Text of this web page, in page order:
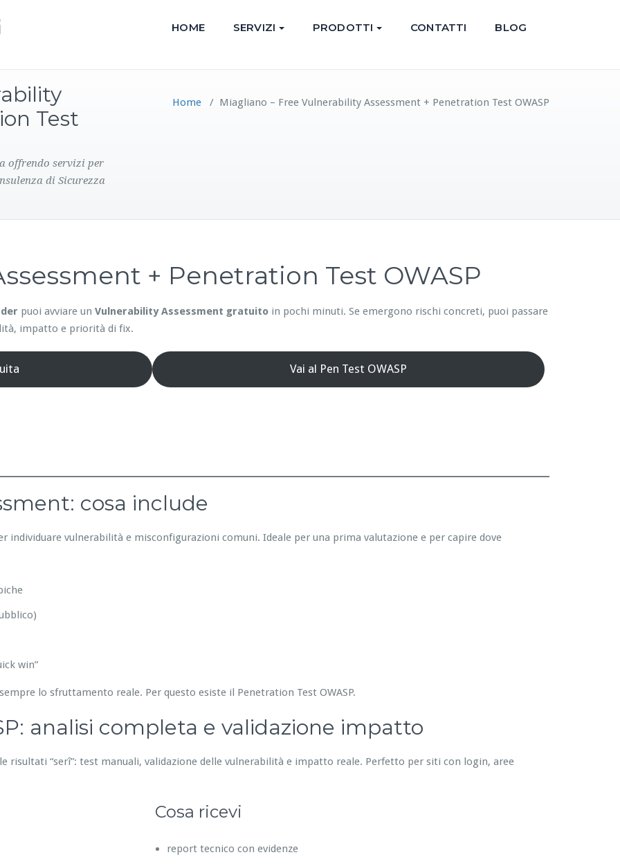
HOME SERVIZI PRODOTTI CONTATTI BLOG
Test
offrendo servizi per
di Sicurezza
Home / Miagliano – Free Vulnerability Assessment + Penetration Test OWASP
+ Penetration Test OWASP
puoi avviare un Vulnerability Assessment gratuito in pochi minuti. Se emergono rischi concreti, puoi passare
impatto e priorità di fix.
Vai al Pen Test OWASP
cosa include
individuare vulnerabilità e misconfigurazioni comuni. Ideale per una prima valutazione e per capire dove
win”
lo sfruttamento reale. Per questo esiste il Penetration Test OWASP.
analisi completa e validazione impatto
risultati “serî”: test manuali, validazione delle vulnerabilità e impatto reale. Perfetto per siti con login, aree
Cosa ricevi
report tecnico con evidenze